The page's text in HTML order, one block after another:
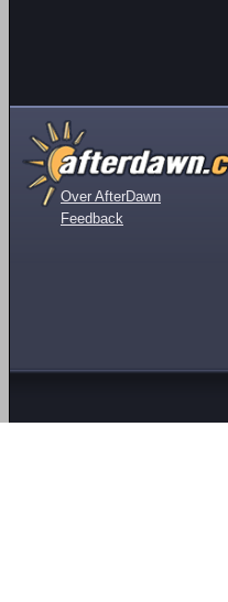
Over AfterDawn
Feedback